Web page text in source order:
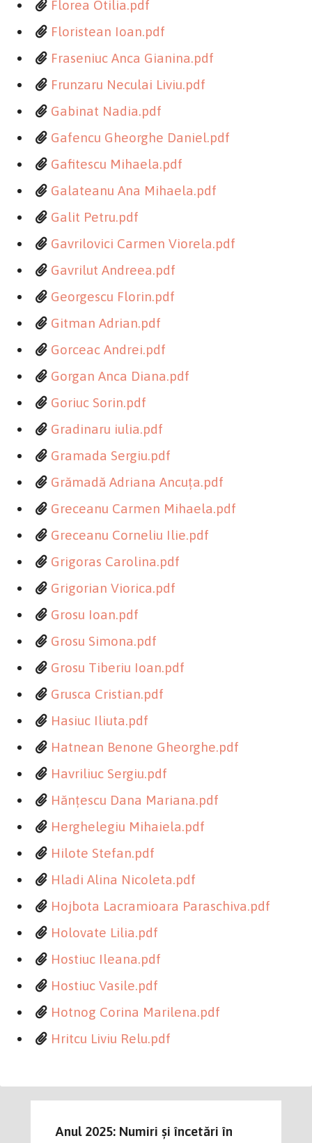
Florea Otilia.pdf
Floristean Ioan.pdf
Fraseniuc Anca Gianina.pdf
Frunzaru Neculai Liviu.pdf
Gabinat Nadia.pdf
Gafencu Gheorghe Daniel.pdf
Gafitescu Mihaela.pdf
Galateanu Ana Mihaela.pdf
Galit Petru.pdf
Gavrilovici Carmen Viorela.pdf
Gavrilut Andreea.pdf
Georgescu Florin.pdf
Gitman Adrian.pdf
Gorceac Andrei.pdf
Gorgan Anca Diana.pdf
Goriuc Sorin.pdf
Gradinaru iulia.pdf
Gramada Sergiu.pdf
Grămadă Adriana Ancuța.pdf
Greceanu Carmen Mihaela.pdf
Greceanu Corneliu Ilie.pdf
Grigoras Carolina.pdf
Grigorian Viorica.pdf
Grosu Ioan.pdf
Grosu Simona.pdf
Grosu Tiberiu Ioan.pdf
Grusca Cristian.pdf
Hasiuc Iliuta.pdf
Hatnean Benone Gheorghe.pdf
Havriliuc Sergiu.pdf
Hănțescu Dana Mariana.pdf
Herghelegiu Mihaiela.pdf
Hilote Stefan.pdf
Hladi Alina Nicoleta.pdf
Hojbota Lacramioara Paraschiva.pdf
Holovate Lilia.pdf
Hostiuc Ileana.pdf
Hostiuc Vasile.pdf
Hotnog Corina Marilena.pdf
Hritcu Liviu Relu.pdf
Anul 2025: Numiri și încetări în